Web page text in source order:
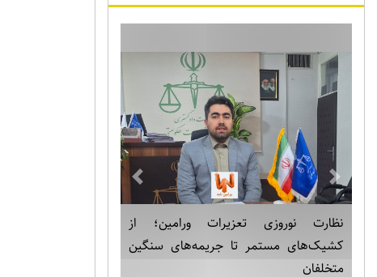
Previous Next